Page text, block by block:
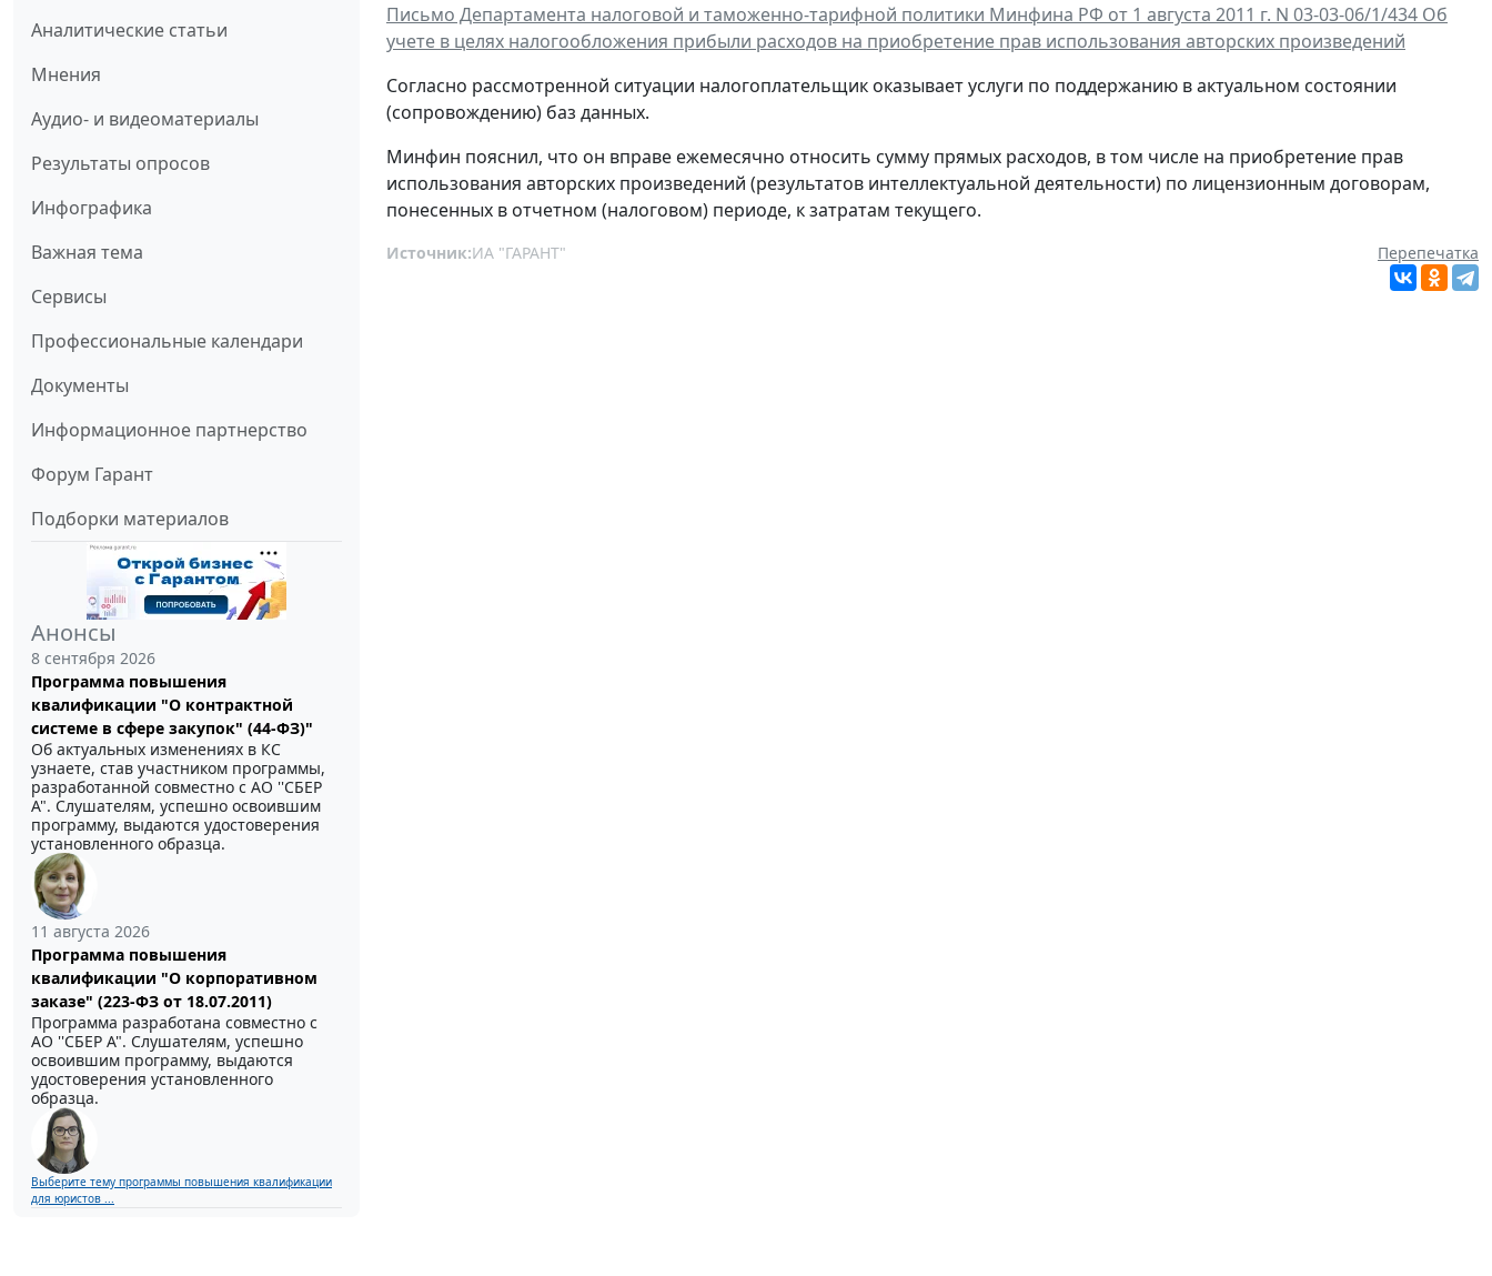
Аналитические статьи
Мнения
Аудио- и видеоматериалы
Результаты опросов
Инфографика
Важная тема
Сервисы
Профессиональные календари
Документы
Информационное партнерство
Форум Гарант
Подборки материалов
Анонсы
8 сентября 2026
Программа повышения
квалификации "О контрактной
системе в сфере закупок" (44-ФЗ)"
Об актуальных изменениях в КС
узнаете, став участником программы,
разработанной совместно с АО ''СБЕР
А". Слушателям, успешно освоившим
программу, выдаются удостоверения
установленного образца.
11 августа 2026
Программа повышения
квалификации "О корпоративном
заказе" (223-ФЗ от 18.07.2011)
Программа разработана совместно с
АО ''СБЕР А". Слушателям, успешно
освоившим программу, выдаются
удостоверения установленного
образца.
Выберите тему программы повышения квалификации
для юристов ...
Письмо Департамента налоговой и таможенно-тарифной политики Минфина РФ от 1 августа 2011 г. N 03-03-06/1/434 Об
учете в целях налогообложения прибыли расходов на приобретение прав использования авторских произведений
Согласно рассмотренной ситуации налогоплательщик оказывает услуги по поддержанию в актуальном состоянии
(сопровождению) баз данных.
Минфин пояснил, что он вправе ежемесячно относить сумму прямых расходов, в том числе на приобретение прав
использования авторских произведений (результатов интеллектуальной деятельности) по лицензионным договорам,
понесенных в отчетном (налоговом) периоде, к затратам текущего.
Источник:ИА "ГАРАНТ" Перепечатка